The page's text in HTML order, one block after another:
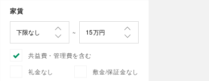
家賃
共益費・管理費を含む
礼金なし
敷金/保証金なし